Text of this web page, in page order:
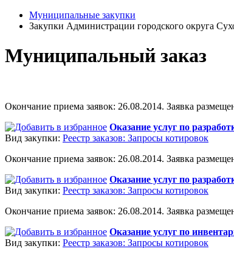
Муниципальные закупки
Закупки Администрации городского округа
Муниципальный заказ
Окончание приема заявок: 26.08.2014. Заявка
Оказание услуг по
Вид закупки: Реестр заказов: Запросы котировок
Окончание приема заявок: 26.08.2014. Заявка
Оказание услуг по
Вид закупки: Реестр заказов: Запросы котировок
Окончание приема заявок: 26.08.2014. Заявка
Оказание услуг по
Вид закупки: Реестр заказов: Запросы котировок